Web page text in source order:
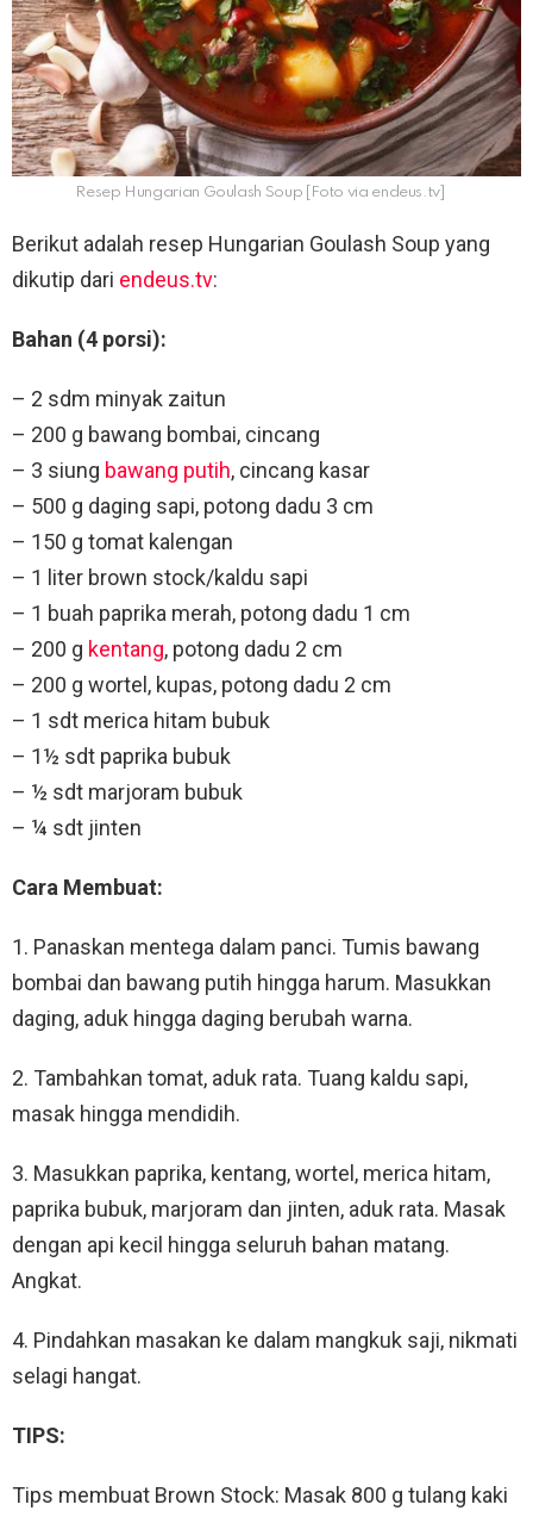
Resep Hungarian Goulash Soup [Foto via endeus.tv]
Berikut adalah resep Hungarian Goulash Soup yang
dikutip dari endeus.tv:
Bahan (4 porsi):
– 2 sdm minyak zaitun
– 200 g bawang bombai, cincang
– 3 siung bawang putih, cincang kasar
– 500 g daging sapi, potong dadu 3 cm
– 150 g tomat kalengan
– 1 liter brown stock/kaldu sapi
– 1 buah paprika merah, potong dadu 1 cm
– 200 g kentang, potong dadu 2 cm
– 200 g wortel, kupas, potong dadu 2 cm
– 1 sdt merica hitam bubuk
– 1½ sdt paprika bubuk
– ½ sdt marjoram bubuk
– ¼ sdt jinten
Cara Membuat:
1. Panaskan mentega dalam panci. Tumis bawang
bombai dan bawang putih hingga harum. Masukkan
daging, aduk hingga daging berubah warna.
2. Tambahkan tomat, aduk rata. Tuang kaldu sapi,
masak hingga mendidih.
3. Masukkan paprika, kentang, wortel, merica hitam,
paprika bubuk, marjoram dan jinten, aduk rata. Masak
dengan api kecil hingga seluruh bahan matang.
Angkat.
4. Pindahkan masakan ke dalam mangkuk saji, nikmati
selagi hangat.
TIPS:
Tips membuat Brown Stock: Masak 800 g tulang kaki